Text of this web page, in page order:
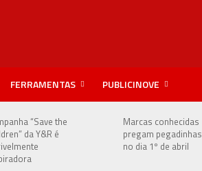
FERRAMENTAS PUBLICINOVE
“Save the
da Y&R é
Marcas conhecidas
pregam pegadinhas
no dia 1º de abril